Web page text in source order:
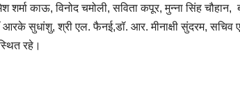
शर्मा काऊ, विनोद चमोली, सविता कपूर, मुन्ना सिंह
सुधांशु, श्री एल. फैनई,डॉ. आर. मीनाक्षी सुंदरम,
रहे।